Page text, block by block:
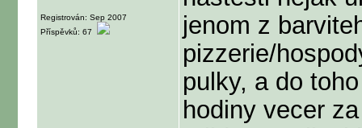
Registrován: Sep 2007
Příspěvků: 67
jenom z
pizzerie/
pulky, a do
hodiny vecer